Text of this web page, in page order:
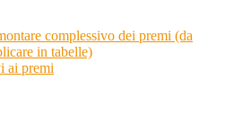
complessivo dei premi (da
in tabelle)
ai premi